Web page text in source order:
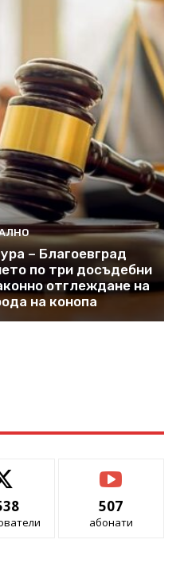
– Благоевград
по три досъдебни
отглеждане на
на конопа
507
абонати